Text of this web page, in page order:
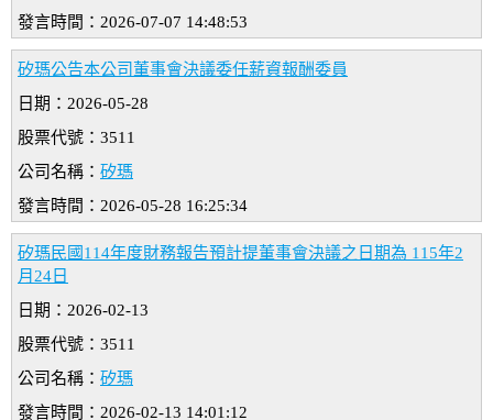
發言時間：2026-07-07 14:48:53
矽瑪公告本公司董事會決議委任薪資報酬委員
日期：2026-05-28
股票代號：3511
公司名稱： 矽瑪
發言時間：2026-05-28 16:25:34
矽瑪民國114年度財務報告預計提董事會決議之日期為 115年2
月24日
日期：2026-02-13
股票代號：3511
公司名稱： 矽瑪
發言時間：2026-02-13 14:01:12